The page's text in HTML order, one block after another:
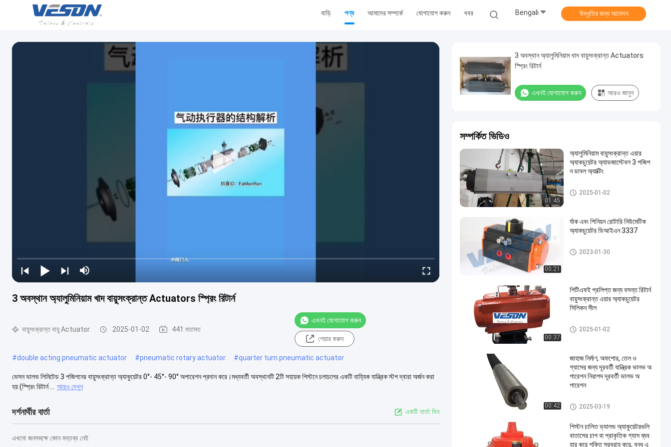
বাড়ি পণ্য আমাদের সম্পর্কে যোগাযোগ করুন খবর Bengali উদ্ধৃতির জন্য আবেদন
3 অবস্থান অ্যালুমিনিয়াম খাদ বায়ুসংক্রান্ত Actuators স্প্রিং রিটার্ন
বায়ুসংক্রান্ত বায়ু Actuator 2025-01-02 441 মতামত
এখনই যোগাযোগ করুন
শেয়ার করুন
#double acting pneumatic actuator #pneumatic rotary actuator #quarter turn pneumatic actuator
ভেসন ভালভ লিমিটেড 3 পজিশনের বায়ুসংক্রান্ত অ্যাকুয়েটর 0°- 45°- 90° অপারেশন প্রদান করে।মধ্যবর্তী অবস্থানটি 2টি সহায়ক পিস্টনে চলাচলের একটি বাহ্যিক যান্ত্রিক স্টপ দ্বারা অর্জন করা
হয় (স্প্রিং রিটার্ন ...
আরও দেখুন
দর্শনার্থীর বার্তা একটি বার্তা দিন
এখনো জনসমক্ষে কোন মন্তব্য নেই
3 অবস্থান অ্যালুমিনিয়াম খাদ বায়ুসংক্রান্ত Actuators
স্প্রিং রিটার্ন
এখনই যোগাযোগ করুন আরও জানুন
সম্পর্কিত ভিডিও
01:45
অ্যালুমিনিয়াম বায়ুসংক্রান্ত এয়ার
অ্যাকচুয়েটর অ্যাডজাস্টেবল 3 পজিশ
ন ডাবল অ্যাক্টিং
বায়ুসংক্রান্ত বায়ু Actuator
2025-01-02
00:21
র্যাক এবং পিনিয়ন রোটারি নিউমেটিক
অ্যাকচুয়েটর ডিআইএন 3337
বায়ুসংক্রান্ত বায়ু Actuator
2023-01-30
00:37
পিটিএফই প্রলিপ্ত জন্য বসন্ত রিটার্ন
বায়ুসংক্রান্ত এয়ার অ্যাকচুয়েটর
সিলিকন সীল
বায়ুসংক্রান্ত বায়ু Actuator
2025-01-02
00:42
জাহাজ নির্মাণ, অফশোর, তেল ও
গ্যাসের জন্য দূরবর্তী যান্ত্রিক ভালভ অ
পারেশন নিরাপদ দূরবর্তী ভালভ অ
পারেশন
বায়ুসংক্রান্ত বায়ু Actuator
2025-03-19
পিস্টন চালিত ভ্যালভ অ্যাকুয়েটরগুলি
বাতাসের চাপ বা প্রাকৃতিক গ্যাস ব্যব
হার করে শক্তি সরবরাহ করে, বন্ধ এ